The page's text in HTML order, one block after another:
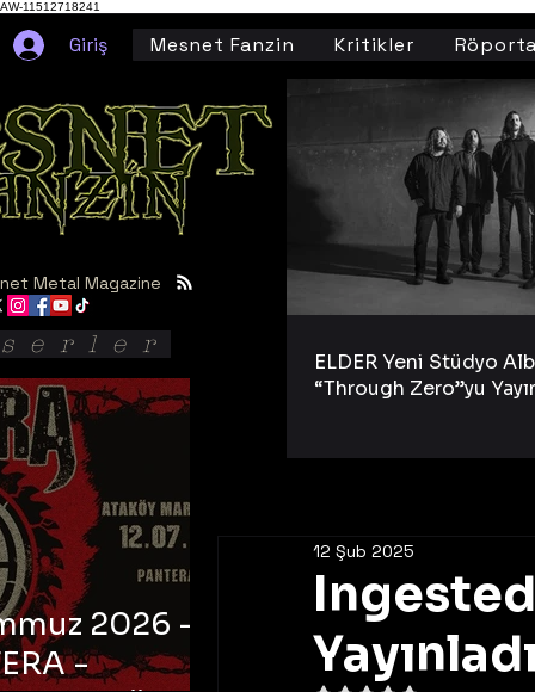
AW-11512718241
Giriş Mesnet Fanzin Kritikler
Yayınladı
12 Şub 2025
Metal Magazine
ELDER Yeni Stüdyo
“Through Zero”yu
2026 -
-